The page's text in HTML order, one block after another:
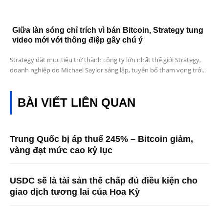
Giữa làn sóng chỉ trích vì bán Bitcoin, Strategy tung
video mới với thông điệp gây chú ý
Strategy đặt mục tiêu trở thành công ty lớn nhất thế giới Strategy,
doanh nghiệp do Michael Saylor sáng lập, tuyên bố tham vọng trở...
BÀI VIẾT LIÊN QUAN
Trung Quốc bị áp thuế 245% – Bitcoin giảm,
vàng đạt mức cao kỷ lục
USDC sẽ là tài sản thế chấp đủ điều kiện cho
giao dịch tương lai của Hoa Kỳ